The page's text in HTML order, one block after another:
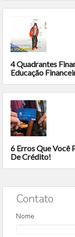
4 Quadrantes
Educação
6 Erros Que Você
De Crédito!
Contato
Nome